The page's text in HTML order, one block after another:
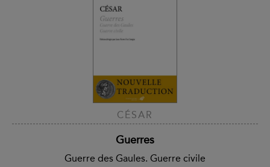
CÉSAR
Guerres
Guerre des Gaules. Guerre civile